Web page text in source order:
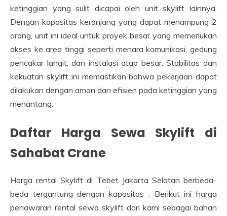
ketinggian yang sulit dicapai oleh unit skylift lainnya.
Dengan kapasitas keranjang yang dapat menampung 2
orang, unit ini ideal untuk proyek besar yang memerlukan
akses ke area tinggi seperti menara komunikasi, gedung
pencakar langit, dan instalasi atap besar. Stabilitas dan
kekuatan skylift ini memastikan bahwa pekerjaan dapat
dilakukan dengan aman dan efisien pada ketinggian yang
menantang.
Daftar Harga Sewa Skylift di
Sahabat Crane
Harga rental Skylift di Tebet Jakarta Selatan berbeda-
beda tergantung dengan kapasitas . Berikut ini harga
penawaran rental sewa skylift dari kami sebagai bahan